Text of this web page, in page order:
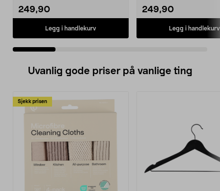
249,90
Legg i handlekurv
249,90
Legg i handlekurv
Uvanlig gode priser på vanlige ting
Sjekk prisen